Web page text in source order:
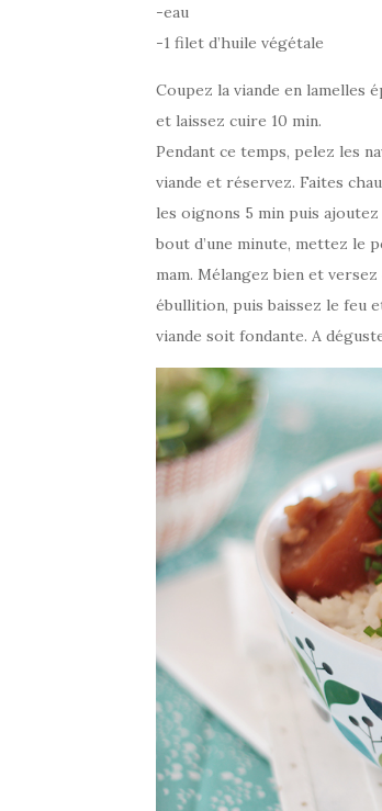
-eau
-1 filet d’huile végétale
Coupez la viande en lamelles
et laissez cuire 10 min.
Pendant ce temps, pelez les
viande et réservez. Faites
les oignons 5 min puis
bout d’une minute, mettez le
mam. Mélangez bien et
ébullition, puis baissez le feu
viande soit fondante. A